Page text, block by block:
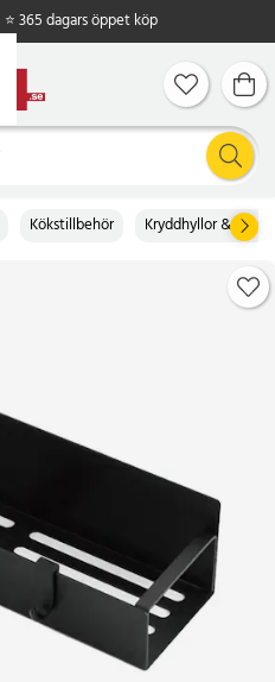
⭐ 365 dagars öppet köp
Kökstillbehör Kryddhyllor &